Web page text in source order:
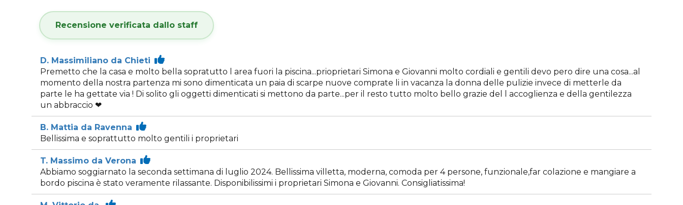
Recensione verificata dallo staff
D. Massimiliano da Chieti
Premetto che la casa e molto bella sopratutto l area fuori la piscina...prioprietari Simona e Giovanni molto cordiali e gentili devo pero dire una cosa...al
momento della nostra partenza mi sono dimenticata un paia di scarpe nuove comprate li in vacanza la donna delle pulizie invece di metterle da
parte le ha gettate via ! Di solito gli oggetti dimenticati si mettono da parte...per il resto tutto molto bello grazie del l accoglienza e della gentilezza
un abbraccio ❤
B. Mattia da Ravenna
Bellissima e soprattutto molto gentili i proprietari
T. Massimo da Verona
Abbiamo soggiarnato la seconda settimana di luglio 2024. Bellissima villetta, moderna, comoda per 4 persone, funzionale,far colazione e mangiare a
bordo piscina è stato veramente rilassante. Disponibilissimi i proprietari Simona e Giovanni. Consigliatissima!